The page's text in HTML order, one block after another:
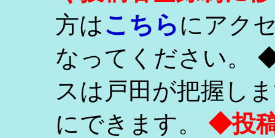
方はこちらにアク
なってください。
スは戸田が把握し
にできます。 ◆投